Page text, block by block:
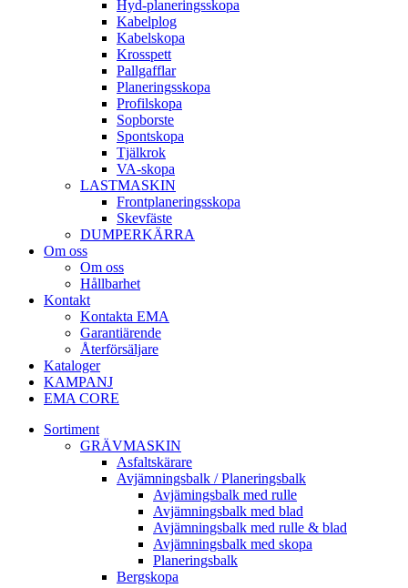
Hyd­-planerings­skopa
Kabel­plog
Kabel­skopa
Kros­spett
Pallgafflar
Planerings­skopa
Profil­skopa
Sop­borste
Spont­skopa
Tjäl­krok
VA­-skopa
LAST­MASKIN
Front­planerings­skopa
Skev­fäste
DUMPER­KÄRRA
Om oss
Om oss
Hållbarhet
Kontakt
Kontakta EMA
Garantiärende
Återförsäljare
Kataloger
KAMPANJ
EMA CORE
Sortiment
GRÄV­MASKIN
Asfalt­skärare
Avjämnings­balk / Planeringsbalk
Avjämingsbalk med rulle
Avjämningsbalk med blad
Avjämningsbalk med rulle & blad
Avjämningsbalk med skopa
Planerings­balk
Berg­skopa